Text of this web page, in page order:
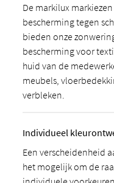
De markilux
bescherming tegen
bieden onze
bescherming voor
huid van de
meubels,
verbleken.
Individueel
Een verscheidenheid
het mogelijk om de